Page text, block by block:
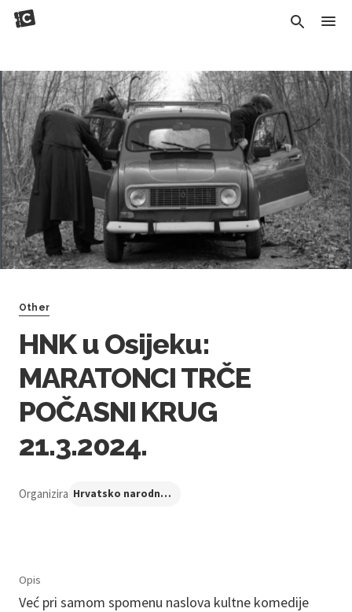
Other
HNK u Osijeku:
MARATONCI TRČE
POČASNI KRUG
21.3.2024.
Organizira Hrvatsko narodno kazalište u Osijeku
Opis
Već pri samom spomenu naslova kultne komedije